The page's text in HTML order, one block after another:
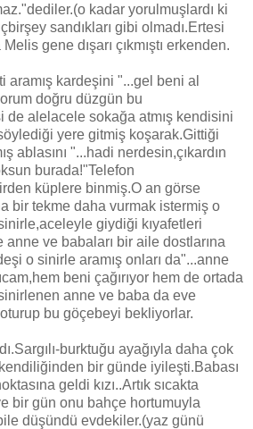
kadar yorulmuşlardı ki
sandıkları gibi olmadı.Ertesi
gene dışarı çıkmıştı erkenden.
aramış kardeşini "...gel beni al
doğru düzgün bu
de alelacele sokağa atmış kendisini
yere gitmiş koşarak.Gittiği
ablasını "...hadi nerdesin,çıkardın
burada!"Telefon
küplere binmiş.O an görse
bir tekme daha vurmak istermiş o
giydiği kıyafetleri
anne ve babaları bir aile dostlarına
o sinirle aramış onları da"...anne
beni çağırıyor hem de ortada
anne ve baba da eve
bu göçebeyi bekliyorlar.
burktuğu ayağıyla daha çok
bir günde iyileşti.Babası
geldi kızı..Artık sıcakta
bir gün onu bahçe hortumuyla
düşündü evdekiler.(yaz günü